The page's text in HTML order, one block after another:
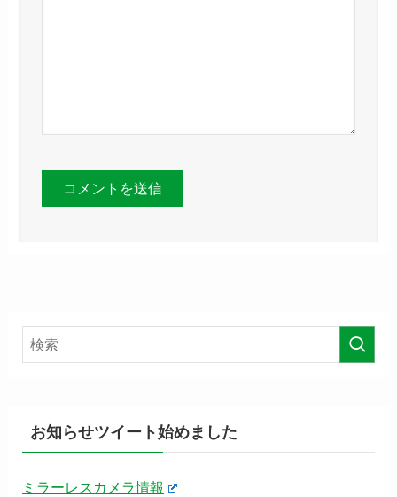
お知らせツイート始めました
ミラーレスカメラ情報